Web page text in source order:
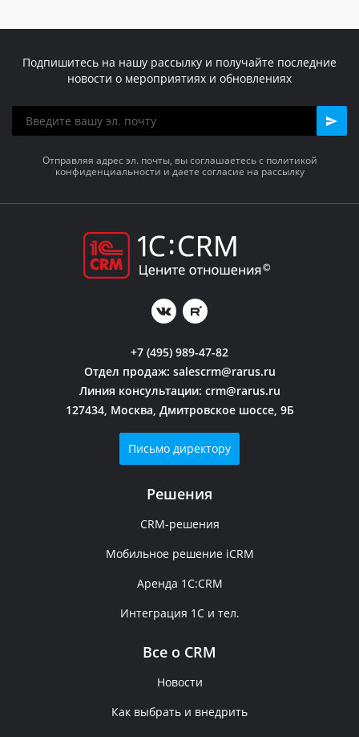
Подпишитесь на нашу рассылку и получайте последние
новости о мероприятиях и обновлениях
Отправляя адрес эл. почты, вы соглашаетесь с политикой
конфиденциальности и даете согласие на рассылку
+7 (495) 989-47-82
Отдел продаж: salescrm@rarus.ru
Линия консультации: crm@rarus.ru
127434, Москва, Дмитровское шоссе, 9Б
Письмо директору
Решения
CRM-решения
Мобильное решение iCRM
Аренда 1C:CRM
Интеграция 1С и тел.
Все о CRM
Новости
Как выбрать и внедрить